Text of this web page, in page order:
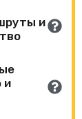
и
и